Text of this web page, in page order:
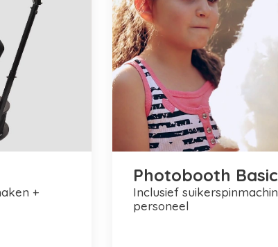
Photobooth Basic
inclusief suikerspinmachine met
personeel